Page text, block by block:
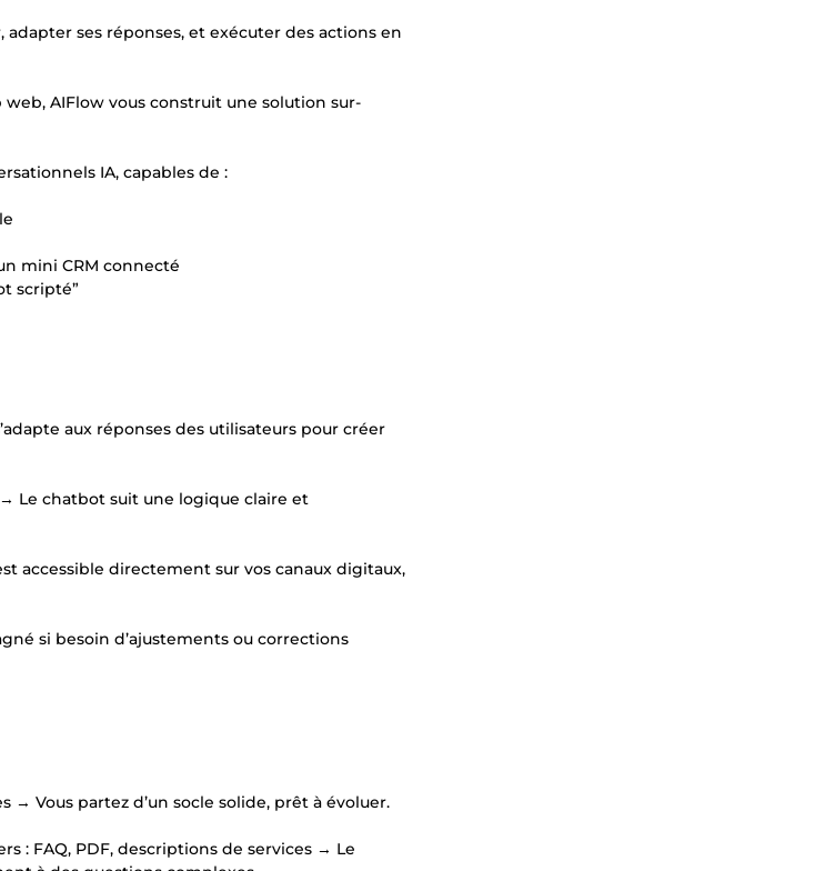
ses réponses, et exécuter des actions en
AIFlow vous construit une solution sur-
IA, capables de :
mini CRM connecté
scripté”
aux réponses des utilisateurs pour créer
Le chatbot suit une logique claire et
accessible directement sur vos canaux digitaux,
si besoin d’ajustements ou corrections
Vous partez d’un socle solide, prêt à évoluer.
: FAQ, PDF, descriptions de services → Le